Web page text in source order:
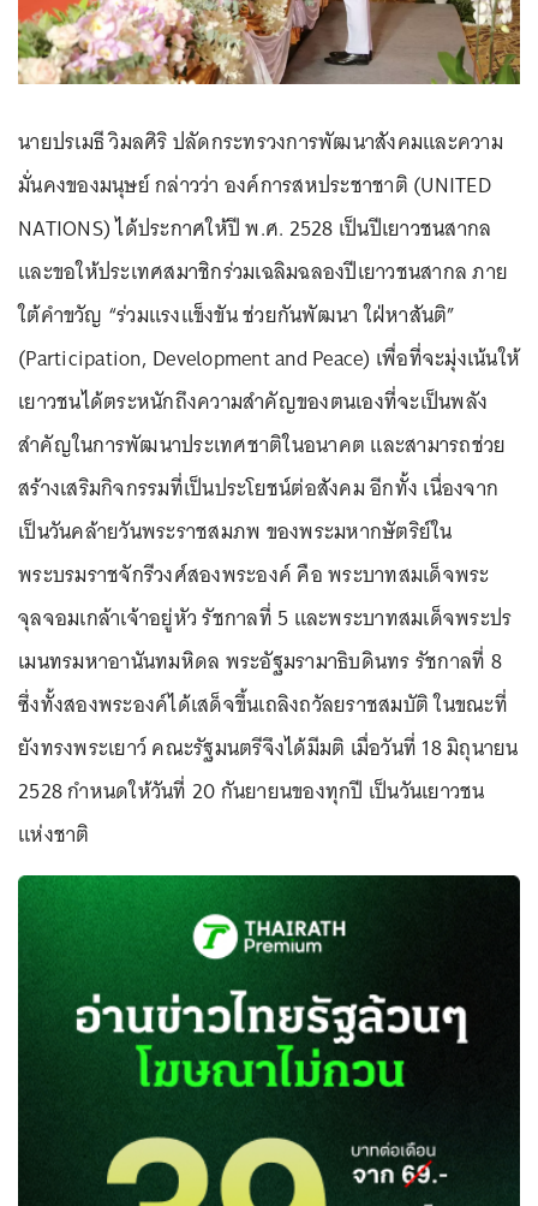
นายปรเมธี วิมลศิริ ปลัดกระทรวงการพัฒนาสังคมและความ
มั่นคงของมนุษย์ กล่าวว่า องค์การสหประชาชาติ (UNITED
NATIONS) ได้ประกาศให้ปี พ.ศ. 2528 เป็นปีเยาวชนสากล
และขอให้ประเทศสมาชิกร่วมเฉลิมฉลองปีเยาวชนสากล ภาย
ใต้คำขวัญ “ร่วมแรงแข็งขัน ช่วยกันพัฒนา ใฝ่หาสันติ”
(Participation, Development and Peace) เพื่อที่จะมุ่งเน้นให้
เยาวชนได้ตระหนักถึงความสำคัญของตนเองที่จะเป็นพลัง
สำคัญในการพัฒนาประเทศชาติในอนาคต และสามารถช่วย
สร้างเสริมกิจกรรมที่เป็นประโยชน์ต่อสังคม อีกทั้ง เนื่องจาก
เป็นวันคล้ายวันพระราชสมภพ ของพระมหากษัตริย์ใน
พระบรมราชจักรีวงศ์สองพระองค์ คือ พระบาทสมเด็จพระ
จุลจอมเกล้าเจ้าอยู่หัว รัชกาลที่ 5 และพระบาทสมเด็จพระปร
เมนทรมหาอานันทมหิดล พระอัฐมรามาธิบดินทร รัชกาลที่ 8
ซึ่งทั้งสองพระองค์ได้เสด็จขึ้นเถลิงถวัลยราชสมบัติ ในขณะที่
ยังทรงพระเยาว์ คณะรัฐมนตรีจึงได้มีมติ เมื่อวันที่ 18 มิถุนายน
2528 กำหนดให้วันที่ 20 กันยายนของทุกปี เป็นวันเยาวชน
แห่งชาติ